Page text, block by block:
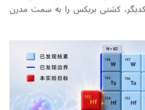
یکدیگر، کشتی بریکس را به سمت مدرن